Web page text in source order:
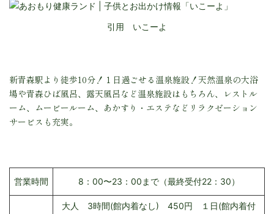
引用 いこーよ
新青森駅より徒歩10分！１日過ごせる温泉施設！天然温泉の大浴
場や青森ひば風呂、露天風呂など温泉施設はもちろん、レストル
ーム、ムービールーム、あかすり・エステなどリラクゼーション
サービスも充実。
営業時間 8：00〜23：00まで（最終受付22：30）
大人 3時間(館内着なし) 450円 １日(館内着付